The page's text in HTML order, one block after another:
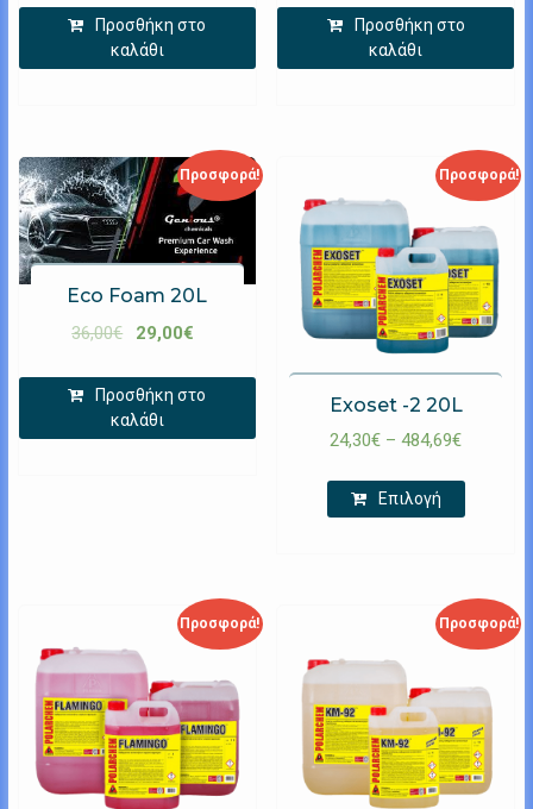
Προσθήκη στο
καλάθι
Προσθήκη στο
καλάθι
Προσφορά!
Eco Foam 20L
36,00€ 29,00€
Προσθήκη στο
καλάθι
Προσφορά!
Exoset -2 20L
24,30€ –484,69€
Επιλογή
Προσφορά! Προσφορά!